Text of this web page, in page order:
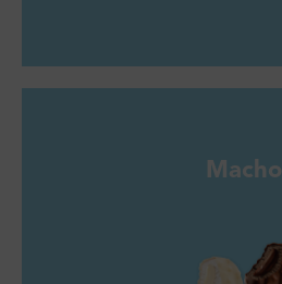
Macho